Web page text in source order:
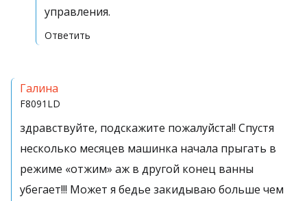
управления.
Ответить
Галина
F8091LD
здравствуйте, подскажите пожалуйста!! Спустя
несколько месяцев машинка начала прыгать в
режиме «отжим» аж в другой конец ванны
убегает!!! Может я бедье закидываю больше чем